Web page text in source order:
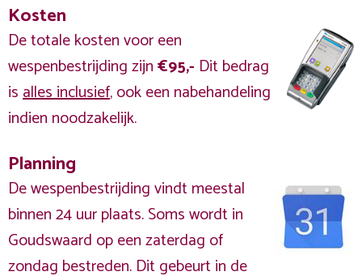
Kosten
De totale kosten voor een
wespenbestrijding zijn€95,- Dit bedrag
isalles inclusief, ook een nabehandeling
indien noodzakelijk.
Planning
De wespenbestrijding vindt meestal
binnen 24 uur plaats. Soms wordt in
Goudswaard op een zaterdag of
zondag bestreden. Dit gebeurt in de